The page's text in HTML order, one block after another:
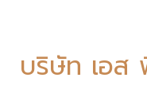
บริษัท เอส